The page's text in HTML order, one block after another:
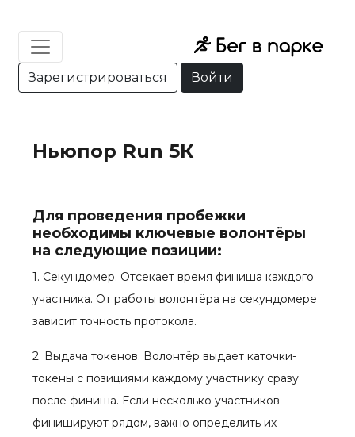
Зарегистрироваться Войти
Ньюпор Run 5К
Для проведения пробежки
необходимы ключевые волонтёры
на следующие позиции:
1. Секундомер. Отсекает время финиша каждого
участника. От работы волонтёра на секундомере
зависит точность протокола.
2. Выдача токенов. Волонтёр выдает каточки-
токены с позициями каждому участнику сразу
после финиша. Если несколько участников
финишируют рядом, важно определить их